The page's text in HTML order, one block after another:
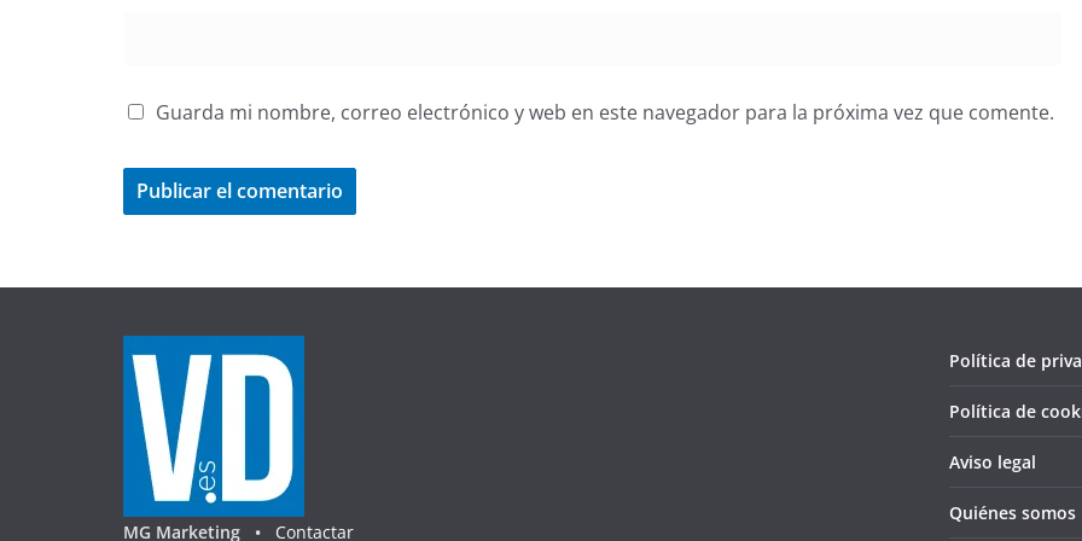
Guarda mi nombre, correo electrónico y web en este navegador para la próxima vez que comente.
MG Marketing • Contactar
Política de
Política de
Aviso legal
Quiénes somos